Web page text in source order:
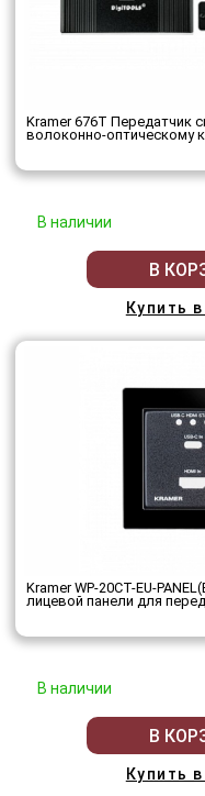
Kramer 676T Передатчик
волоконно-оптическому
В наличии
В
Купить
Kramer WP-20CT-EU-
лицевой панели для
В наличии
В
Купить